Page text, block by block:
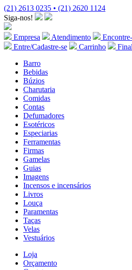
(21) 2613 0235 • (21) 2620 1124
Siga-nos!
Empresa Atendimento
Entre/Cadastre-se
Carrinho
Barro
Bebidas
Búzios
Charutaria
Comidas
Contas
Defumadores
Esotéricos
Especiarias
Ferramentas
Firmas
Gamelas
Guias
Imagens
Incensos e incensários
Livros
Louça
Paramentas
Taças
Velas
Vestuários
Loja
Orçamento